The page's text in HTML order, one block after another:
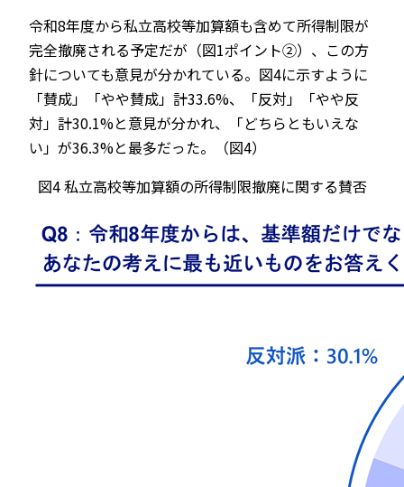
令和8年度から私立高校等加算額も含めて所得制限が
完全撤廃される予定だが（図1ポイント②）、この方
針についても意見が分かれている。図4に示すように
「賛成」「やや賛成」計33.6%、「反対」「やや反
対」計30.1%と意見が分かれ、「どちらともいえな
い」が36.3%と最多だった。（図4）
図4 私立高校等加算額の所得制限撤廃に関する賛否